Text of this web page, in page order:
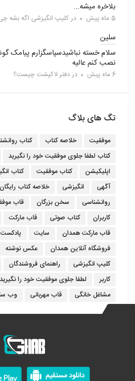
بلاخره میشه...
5 ماه پیش درکلیپ انگیزشی اگه بشه
سلین
سلام خسته نباشیدسپاسگزارم پیامک
نصب کنم عالیه
6 ماه پیش دردفتر لاکپشت چیست؟
تگ های بلاگ
موفقیت خلاصه کتاب
کتاب
کتاب لطفا جلوی موفقیت خود را نگیرید
اپلیکیشن
کتاب موفقیت کتاب
آگهی
انگیزشی خلاصه کتاب رایگان
روانشناسی
سخن بزرگان قاب
کاربران
کتاب صوتی قاب مارکت
قاب مارکت همدان
سایت پادکست
فروشگاه آنلاین همدان
عکس نوشته
کلیپ انگیزشی
راهنمای فروشندگان
کاربر
لطفا جلوی موفقیت خود را نگیرید
مشاغل خانگی
قاب مهربانی وب